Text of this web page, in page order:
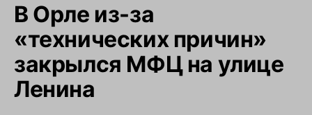
В Орле из-за
«технических причин»
закрылся МФЦ на улице
Ленина